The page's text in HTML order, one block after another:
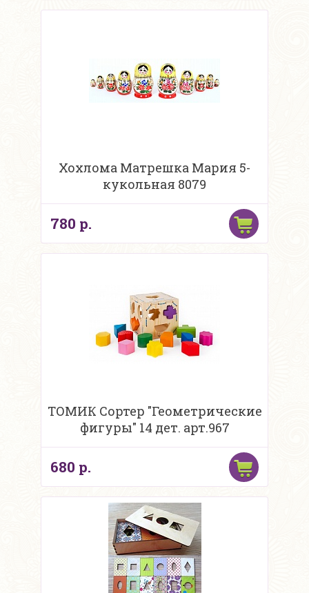
Хохлома Матрешка Мария 5-
кукольная 8079
780 р.
ТОМИК Сортер "Геометрические
фигуры" 14 дет. арт.967
680 р.